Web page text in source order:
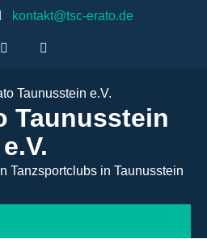
kontakt@tsc-erato.de
Taunusstein
e.V.
Tanzsportclubs in Taunusstein